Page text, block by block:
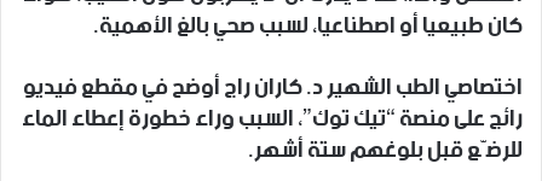
كان طبيعيا أو اصطناعيا، لسبب صحي بالغ الأهمية.
اختصاصي الطب الشهير د. كاران راج أوضح في مقطع فيديو
رائج على منصة “تيك توك”، السبب وراء خطورة إعطاء الماء
للرضّع قبل بلوغهم ستة أشهر.